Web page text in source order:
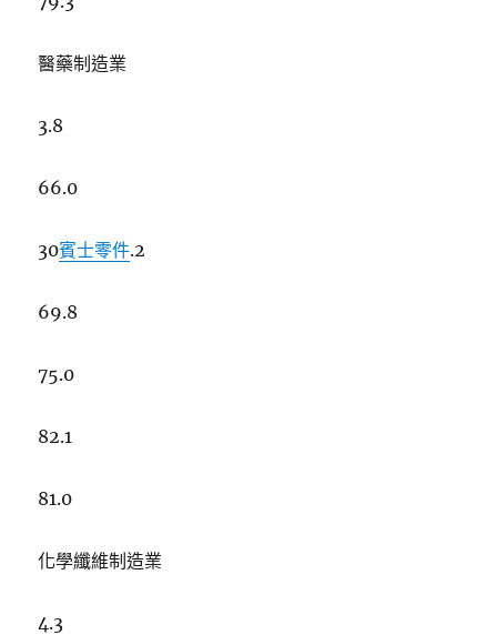
醫藥制造業
3.8
66.0
30賓士零件.2
69.8
75.0
82.1
81.0
化學纖維制造業
4.3